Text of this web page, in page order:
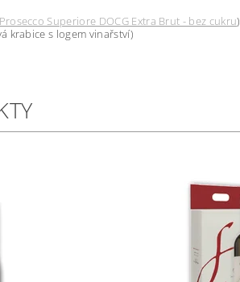
Prosecco Superiore DOCG Extra Brut - bez cukru)
krabice s logem vinařství)